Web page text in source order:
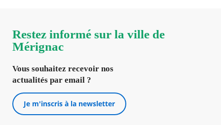
Restez informé sur la ville de
Mérignac
Vous souhaitez recevoir nos
actualités par email ?
Je m'inscris à la newsletter